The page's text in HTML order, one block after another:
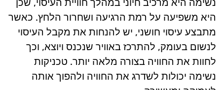
נשימה היא מרכיב חיוני במהלך חוויית העיסוי, שכן
היא משפיעה על רמת הרגיעה ושחרור הלחץ. כאשר
מתבצע עיסוי חושני, יש להנחות את מקבל העיסוי
לנשום בעומק, להתרכז באוויר שנכנס ויוצא, וכך
לחוות את החוויה בצורה מלאה יותר. טכניקות
נשימה יכולות לשדרג את החוויה ולהפוך אותה